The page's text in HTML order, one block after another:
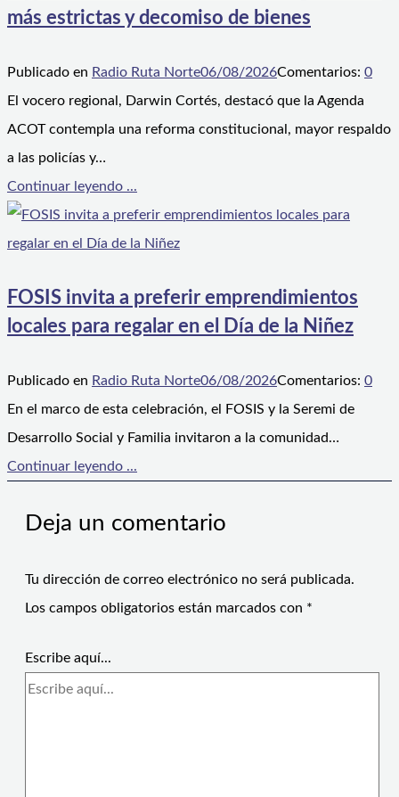
más estrictas y decomiso de bienes
Publicado en Radio Ruta Norte06/08/2026Comentarios: 0
El vocero regional, Darwin Cortés, destacó que la Agenda
ACOT contempla una reforma constitucional, mayor respaldo
a las policías y…
Continuar leyendo ...
FOSIS invita a preferir emprendimientos
locales para regalar en el Día de la Niñez
Publicado en Radio Ruta Norte06/08/2026Comentarios: 0
En el marco de esta celebración, el FOSIS y la Seremi de
Desarrollo Social y Familia invitaron a la comunidad…
Continuar leyendo ...
Deja un comentario
Tu dirección de correo electrónico no será publicada.
Los campos obligatorios están marcados con *
Escribe aquí...